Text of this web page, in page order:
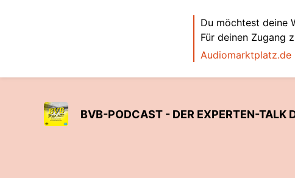
Du möchtest deine
Für deinen Zugang
Audiomarktplatz.de
BVB-PODCAST - DER EXPERTEN-TALK